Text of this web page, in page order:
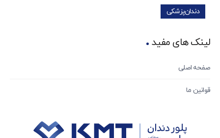
دندان‌پزشکی
لینک های مفید
صفحه اصلی
قوانین ما